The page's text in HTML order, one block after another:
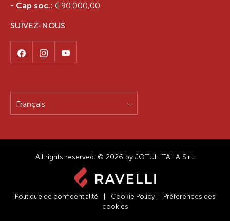
- Cap soc.: € 90.000,00
SUIVEZ-NOUS
Français
All rights reserved. © 2026 by JOTUL ITALIA S.r.l.
Politique de confidentialité Cookie Policy
Préférences des
cookies